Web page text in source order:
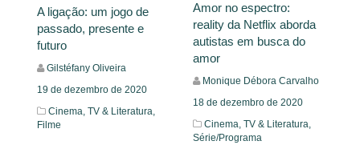
A ligação: um jogo de
passado, presente e
futuro
Gilstéfany Oliveira
19 de dezembro de 2020
Cinema, TV & Literatura,
Filme
Amor no espectro:
reality da Netflix aborda
autistas em busca do
amor
Monique Débora Carvalho
18 de dezembro de 2020
Cinema, TV & Literatura,
Série/Programa